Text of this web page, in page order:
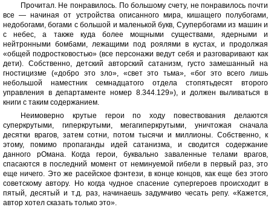
Прочитал. Не понравилось. По большому счету, не понравилось почти
все — начиная от устройства описанного мира, кишащего полубогами,
недобогами, богами с большой и маленькой букв, Суупербогами из машин и
с небес, а также куда более мощными существами, ядерными и
нейтронными бомбами, лежащими под роялями в кустах, и продолжая
«общей подростковостью» (все персонажи ведут себя и разговаривают как
дети). Собственно, детский авторский сатанизм, густо замешанный на
гностицизме («добро это зло», «свет это тьма», «бог это всего лишь
небольшой наместник семнадцатого отдела стопятьдесят второго
управления в департаменте номер 8.344.129»), и должен выливаться в
книги с таким содержанием.
Неимоверно крутые герои по ходу повествования делаются
суперкрутыми, гиперкрутыми, мегагиперкрутыми, уничтожая сначала
десятки врагов, затем сотни, потом тысячи и миллионы. Собственно, к
этому, помимо пропаганды идей сатанизма, и сводится содержание
данного рОмана. Когда герои, буквально заваленные телами врагов,
спасаются в последний момент от неминуемой гибели в первый раз, это
еще ничего. Это же расейское фэнтези, в конце концов, как еще без этого
советскому автору. Но когда чудное спасение супергероев происходит в
пятый, десятый и т.д. раз, начинаешь задумчиво чесать репу. «Кажется,
автор хотел сказать только это».